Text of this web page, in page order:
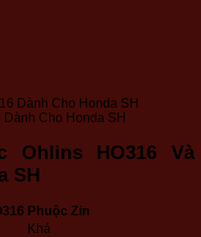
Cho Honda SH
Ohlins HO316 Và
SH
Phuộc Zin
Khá